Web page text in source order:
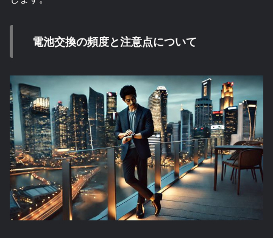
電池交換の頻度と注意点について